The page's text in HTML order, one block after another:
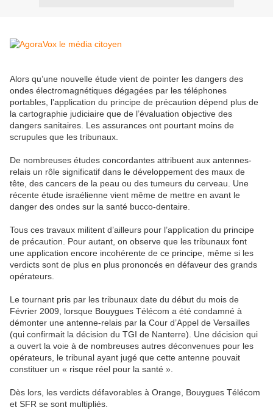
Alors qu’une nouvelle étude vient de pointer les dangers des
ondes électromagnétiques dégagées par les téléphones
portables, l’application du principe de précaution dépend plus de
la cartographie judiciaire que de l’évaluation objective des
dangers sanitaires. Les assurances ont pourtant moins de
scrupules que les tribunaux.
De nombreuses études concordantes attribuent aux antennes-
relais un rôle significatif dans le développement des maux de
tête, des cancers de la peau ou des tumeurs du cerveau. Une
récente étude israélienne vient même de mettre en avant le
danger des ondes sur la santé bucco-dentaire.
Tous ces travaux militent d’ailleurs pour l’application du principe
de précaution. Pour autant, on observe que les tribunaux font
une application encore incohérente de ce principe, même si les
verdicts sont de plus en plus prononcés en défaveur des grands
opérateurs.
Le tournant pris par les tribunaux date du début du mois de
Février 2009, lorsque Bouygues Télécom a été condamné à
démonter une antenne-relais par la Cour d’Appel de Versailles
(qui confirmait la décision du TGI de Nanterre). Une décision qui
a ouvert la voie à de nombreuses autres déconvenues pour les
opérateurs, le tribunal ayant jugé que cette antenne pouvait
constituer un « risque réel pour la santé ».
Dès lors, les verdicts défavorables à Orange, Bouygues Télécom
et SFR se sont multipliés.